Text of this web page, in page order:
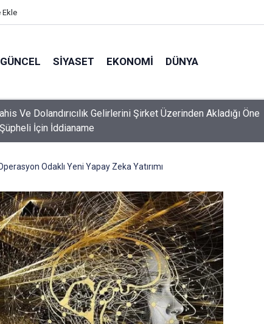
Ekle
GÜNCEL SIYASET EKONOMI DÜNYA
Ve Dolandırıcılık Gelirlerini Şirket Üzerinden Akladığı Öne
İçin İddianame
Odaklı Yeni Yapay Zeka Yatırımı